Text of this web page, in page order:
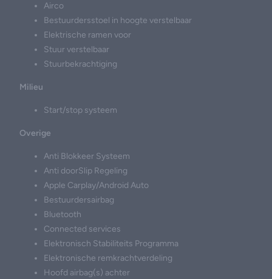
Airco
Bestuurdersstoel in hoogte verstelbaar
Elektrische ramen voor
Stuur verstelbaar
Stuurbekrachtiging
Milieu
Start/stop systeem
Overige
Anti Blokkeer Systeem
Anti doorSlip Regeling
Apple Carplay/Android Auto
Bestuurdersairbag
Bluetooth
Connected services
Elektronisch Stabiliteits Programma
Elektronische remkrachtverdeling
Hoofd airbag(s) achter